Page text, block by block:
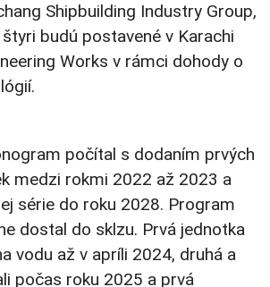
Shipbuilding Industry Group,
budú postavené v Karachi
Works v rámci dohody o
počítal s dodaním prvých
medzi rokmi 2022 až 2023 a
série do roku 2028. Program
dostal do sklzu. Prvá jednotka
vodu až v apríli 2024, druhá a
počas roku 2025 a prvá